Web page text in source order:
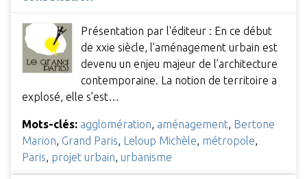
Présentation par l'éditeur : En ce début
de xxie siècle, l’aménagement urbain est
devenu un enjeu majeur de l’architecture
contemporaine. La notion de territoire a
explosé, elle s’est…
Mots-clés: agglomération, aménagement, Bertone
Marion, Grand Paris, Leloup Michèle, métropole,
Paris, projet urbain, urbanisme